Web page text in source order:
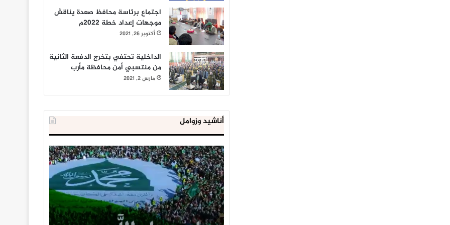
اجتماع برئاسة محافظ صعدة يناقش
موجهات إعداد خطة 2022م
أكتوبر 26, 2021
الداخلية تحتفي بتخرج الدفعة الثانية
من منتسبي أمن محافظة مأرب
مارس 2, 2021
أناشيد وزوامل
العدو
الإسرائيلي
اعتقل
543
طفلا
فلسطينيا
خلال
يناير 31, 2021
الداخلية
المصرية
إحباط
‘مخطط
كبير’
للإخوان